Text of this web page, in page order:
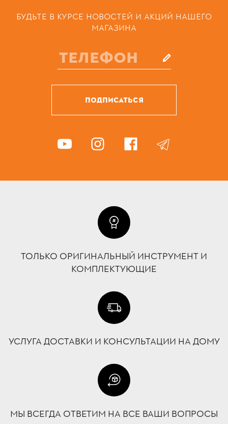
БУДЬТЕ В КУРСЕ НОВОСТЕЙ И АКЦИЙ НАШЕГО
МАГАЗИНА
ПОДПИСАТЬСЯ
ТОЛЬКО ОРИГИНАЛЬНЫЙ ИНСТРУМЕНТ И
КОМПЛЕКТУЮЩИЕ
УСЛУГА ДОСТАВКИ И КОНСУЛЬТАЦИИ НА ДОМУ
МЫ ВСЕГДА ОТВЕТИМ НА ВСЕ ВАШИ ВОПРОСЫ